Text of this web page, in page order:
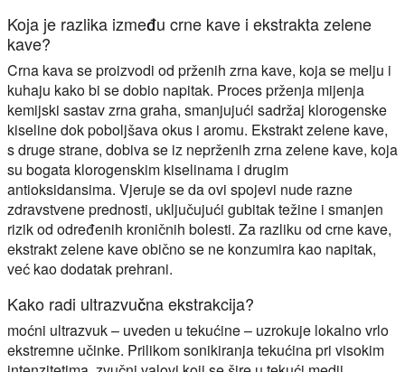
Koja je razlika između crne kave i ekstrakta zelene
kave?
Crna kava se proizvodi od prženih zrna kave, koja se melju i
kuhaju kako bi se dobio napitak. Proces prženja mijenja
kemijski sastav zrna graha, smanjujući sadržaj klorogenske
kiseline dok poboljšava okus i aromu. Ekstrakt zelene kave,
s druge strane, dobiva se iz neprženih zrna zelene kave, koja
su bogata klorogenskim kiselinama i drugim
antioksidansima. Vjeruje se da ovi spojevi nude razne
zdravstvene prednosti, uključujući gubitak težine i smanjen
rizik od određenih kroničnih bolesti. Za razliku od crne kave,
ekstrakt zelene kave obično se ne konzumira kao napitak,
već kao dodatak prehrani.
Kako radi ultrazvučna ekstrakcija?
moćni ultrazvuk – uveden u tekućine – uzrokuje lokalno vrlo
ekstremne učinke. Prilikom sonikiranja tekućina pri visokim